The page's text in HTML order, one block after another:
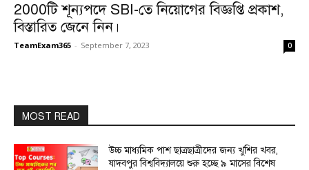
2000টি শূন্যপদে SBI-তে নিয়োগের বিজ্ঞপ্তি প্রকাশ,
বিস্তারিত জেনে নিন।
TeamExam365 - September 7, 2023 0
MOST READ
উচ্চ মাধ্যমিক পাশ ছাত্রছাত্রীদের জন্য খুশির খবর,
যাদবপুর বিশ্ববিদ্যালয়ে শুরু হচ্ছে ৯ মাসের বিশেষ